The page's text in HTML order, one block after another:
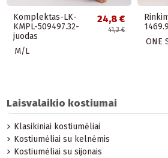
Komplektas-LK-
KMPL-509497.32-
juodas
24,8 €
41,3 €
M/L
ONE
Laisvalaikio kostiumai
Klasikiniai kostiumėliai
Kostiumėliai su kelnėmis
Kostiumėliai su sijonais